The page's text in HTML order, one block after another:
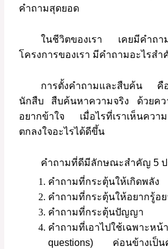
คำถามสุดยอด
ในชีวิตของเรา เคยมีคำถา
โครงการของเรา มีคำถามอะไรสำ
การตั้งคำถามและสืบค้น คื
นักสืบ
สืบค้นหาความจริง ด้วยค
อยากข้าใจ
เมื่อไรที่เราเห็นควา
ตกลงใจอะไรได้ดีขึ้น
คำถามที่ดีมีลักษณะสำคัญ 5
คำถามที่กระตุ้นให้เกิดพลัง
คำถามที่กระตุ้นให้อยากรู้อย
คำถามที่กระตุ้นปัญญา
คำถามที่เอาไปใช้เฉพาะหน้า
questions) ค่อนข้างเป็